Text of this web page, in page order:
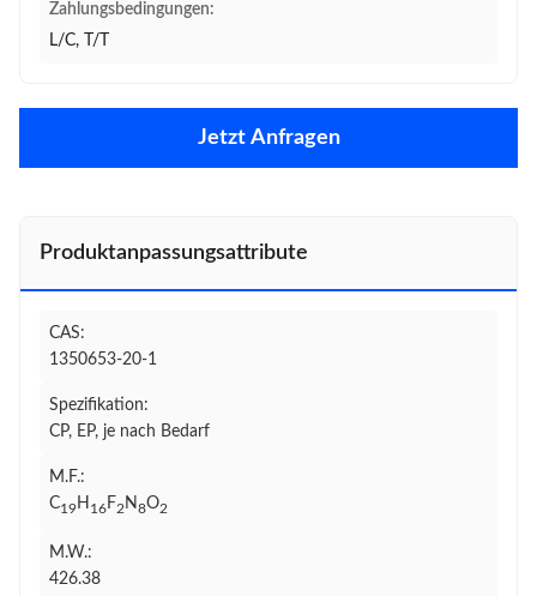
Zahlungsbedingungen:
L/C, T/T
Jetzt Anfragen
Produktanpassungsattribute
CAS:
1350653-20-1
Spezifikation:
CP, EP, je nach Bedarf
M.F.:
C19H 16F2 N8O2
M.W.:
426.38